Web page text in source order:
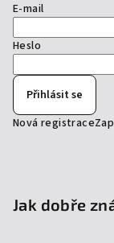
E-mail
Heslo
Přihlásit se
Nová registrace
Jak dobře